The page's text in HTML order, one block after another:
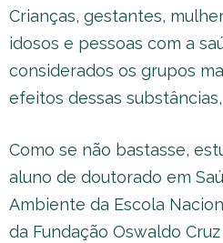
Crianças, gestantes,
idosos e pessoas com a
considerados os grupos
efeitos dessas
Como se não bastasse,
aluno de doutorado em
Ambiente da Escola
da Fundação Oswaldo